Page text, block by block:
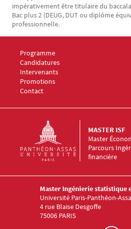
impérativement être titulaire du
Bac plus 2 (DEUG, DUT ou diplôme
professionnelle.
Menu Footer Master ISF 1
Programme
Menu Footer Master ISF 2
Candidatures
Menu Footer Master ISF 3
Intervenants
Menu Footer Master ISF 4
Promotions
Menu Footer Master ISF 5
Contact
Master
Parcours
financière
MASTER ISF
Master Ingénierie statistique
Université Paris-Panthéon-
4 rue Blaise Desgoffe
75006 PARIS
Menu RS Master ISF